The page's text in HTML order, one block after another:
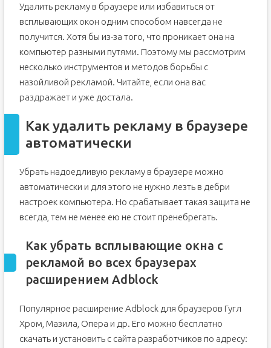
Как избавиться от всплывающей и другой рекламы в
браузере
Проверка установленного ПО
Почему возникает проблема с рекламой в браузерах
Как убрать рекламу на сайтах в Google Chrome
Удалить рекламу в браузере или избавиться от
всплывающих окон одним способом навсегда не
получится. Хотя бы из-за того, что проникает она на
компьютер разными путями. Поэтому мы рассмотрим
несколько инструментов и методов борьбы с
назойливой рекламой. Читайте, если она вас
раздражает и уже достала.
Как удалить рекламу в браузере
автоматически
Убрать надоедливую рекламу в браузере можно
автоматически и для этого не нужно лезть в дебри
настроек компьютера. Но срабатывает такая защита не
всегда, тем не менее ею не стоит пренебрегать.
Как убрать всплывающие окна с
рекламой во всех браузерах
расширением Adblock
Популярное расширение Adblock для браузеров Гугл
Хром, Мазила, Опера и др. Его можно бесплатно
скачать и установить с сайта разработчиков по адресу: